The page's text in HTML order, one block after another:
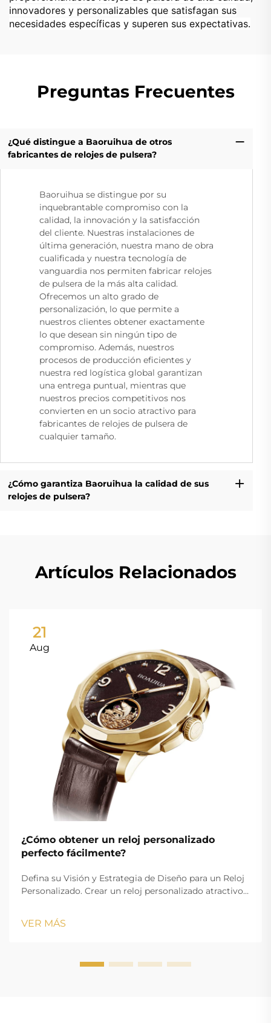
innovadores y personalizables que satisfagan sus
necesidades específicas y superen sus expectativas.
Preguntas Frecuentes
¿Qué distingue a Baoruihua de otros
fabricantes de relojes de pulsera?
Baoruihua se distingue por su
inquebrantable compromiso con la
calidad, la innovación y la satisfacción
del cliente. Nuestras instalaciones de
última generación, nuestra mano de obra
cualificada y nuestra tecnología de
vanguardia nos permiten fabricar relojes
de pulsera de la más alta calidad.
Ofrecemos un alto grado de
personalización, lo que permite a
nuestros clientes obtener exactamente
lo que desean sin ningún tipo de
compromiso. Además, nuestros
procesos de producción eficientes y
nuestra red logística global garantizan
una entrega puntual, mientras que
nuestros precios competitivos nos
convierten en un socio atractivo para
fabricantes de relojes de pulsera de
cualquier tamaño.
¿Cómo garantiza Baoruihua la calidad de sus
relojes de pulsera?
Artículos Relacionados
21
Aug
¿Cómo obtener un reloj personalizado
perfecto fácilmente?
Defina su Visión y Estrategia de Diseño para un Reloj
Personalizado. Crear un reloj personalizado atractivo
alinee sus objetivos estéticos con los requisitos
funcionales. Ya sea que esté creando mercancía con
VER MÁS